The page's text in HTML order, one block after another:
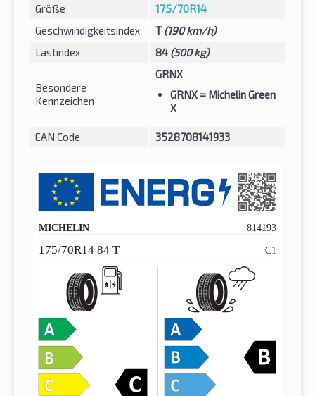
Größe
175/70R14
Geschwindigkeitsindex
T (190 km/h)
Lastindex
84 (500 kg)
Besondere
Kennzeichen
GRNX
GRNX = Michelin Green
X
EAN Code 3528708141933